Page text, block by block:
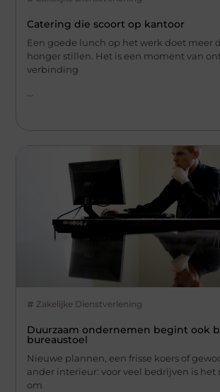
Catering die scoort op kantoor
Een goede lunch op het werk doet meer
honger stillen. Het is een moment van
verbinding
Zakelijke Dienstverlening
Duurzaam ondernemen begint ook
bureaustoel
Nieuwe plannen, een frisse koers of
ander interieur: voor veel bedrijven is
om